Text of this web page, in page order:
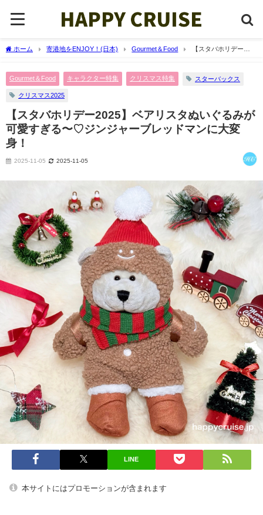
ホーム 寄港地をENJOY！(日本) Gourmet＆Food
【スタバホリデー
Gourmet＆Food キャラクター特集 クリスマス特集 スターバックス
クリスマス2025
【スタバホリデー2025】ベアリスタぬいぐるみが
可愛すぎる〜♡ジンジャーブレッドマンに大変
身！
2025-11-05 2025-11-05
LINE
本サイトにはプロモーションが含まれます